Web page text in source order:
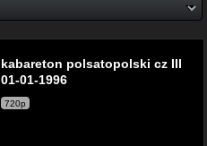
kabareton polsatopolski cz III
01-01-1996
720p